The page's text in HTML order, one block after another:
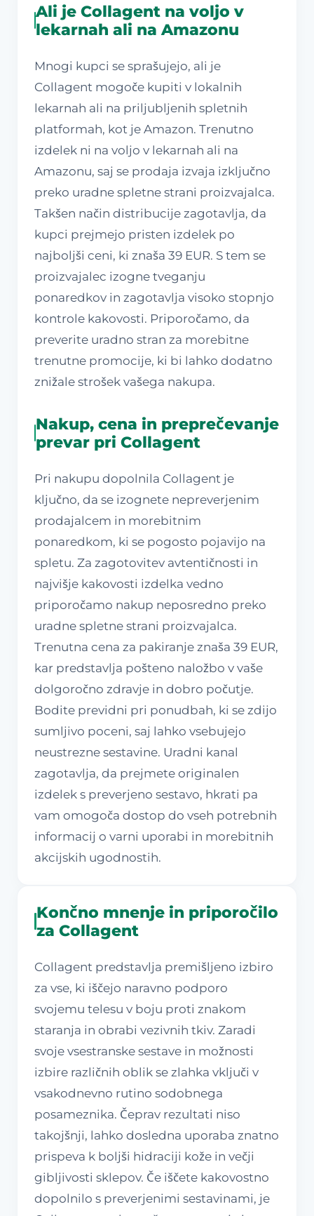
Ali je Collagent na voljo v
lekarnah ali na Amazonu
Mnogi kupci se sprašujejo, ali je
Collagent mogoče kupiti v lokalnih
lekarnah ali na priljubljenih spletnih
platformah, kot je Amazon. Trenutno
izdelek ni na voljo v lekarnah ali na
Amazonu, saj se prodaja izvaja izključno
preko uradne spletne strani proizvajalca.
Takšen način distribucije zagotavlja, da
kupci prejmejo pristen izdelek po
najboljši ceni, ki znaša 39 EUR. S tem se
proizvajalec izogne tveganju
ponaredkov in zagotavlja visoko stopnjo
kontrole kakovosti. Priporočamo, da
preverite uradno stran za morebitne
trenutne promocije, ki bi lahko dodatno
znižale strošek vašega nakupa.
Nakup, cena in preprečevanje
prevar pri Collagent
Pri nakupu dopolnila Collagent je
ključno, da se izognete nepreverjenim
prodajalcem in morebitnim
ponaredkom, ki se pogosto pojavijo na
spletu. Za zagotovitev avtentičnosti in
najvišje kakovosti izdelka vedno
priporočamo nakup neposredno preko
uradne spletne strani proizvajalca.
Trenutna cena za pakiranje znaša 39 EUR,
kar predstavlja pošteno naložbo v vaše
dolgoročno zdravje in dobro počutje.
Bodite previdni pri ponudbah, ki se zdijo
sumljivo poceni, saj lahko vsebujejo
neustrezne sestavine. Uradni kanal
zagotavlja, da prejmete originalen
izdelek s preverjeno sestavo, hkrati pa
vam omogoča dostop do vseh potrebnih
informacij o varni uporabi in morebitnih
akcijskih ugodnostih.
Končno mnenje in priporočilo
za Collagent
Collagent predstavlja premišljeno izbiro
za vse, ki iščejo naravno podporo
svojemu telesu v boju proti znakom
staranja in obrabi vezivnih tkiv. Zaradi
svoje vsestranske sestave in možnosti
izbire različnih oblik se zlahka vključi v
vsakodnevno rutino sodobnega
posameznika. Čeprav rezultati niso
takojšnji, lahko dosledna uporaba znatno
prispeva k boljši hidraciji kože in večji
gibljivosti sklepov. Če iščete kakovostno
dopolnilo s preverjenimi sestavinami, je